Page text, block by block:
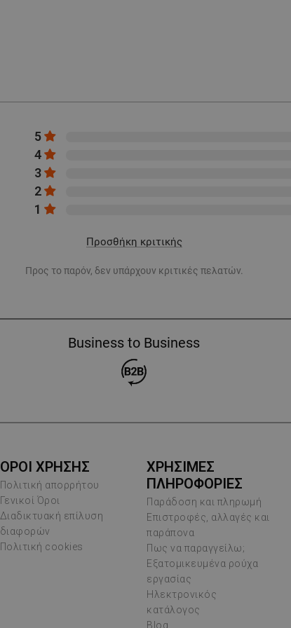
5
4
3
2
1
Προσθήκη κριτικής
Προς το παρόν, δεν υπάρχουν κριτικές πελατών.
Business to Business
ΟΡΟΙ ΧΡΗΣΗΣ
Πολιτική απορρήτου
Γενικοί Όροι
Διαδικτυακή επίλυση
διαφορών
Πολιτική cookies
ΧΡΗΣΙΜΕΣ
ΠΛΗΡΟΦΟΡΙΕΣ
Παράδοση και πληρωμή
Επιστροφές, αλλαγές και
παράπονα
Πως να παραγγείλω;
Εξατομικευμένα ρούχα
εργασίας
Ηλεκτρονικός
κατάλογος
Blog